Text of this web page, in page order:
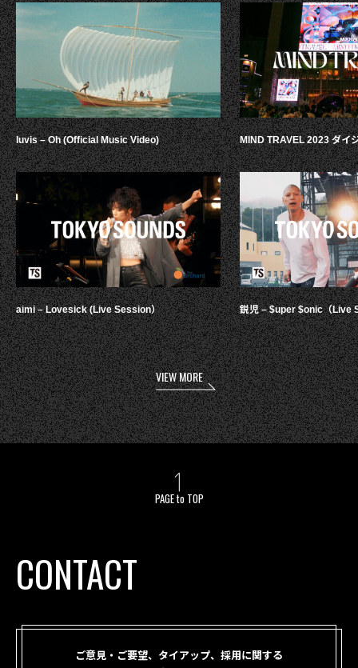
luvis – Oh (Official Music Video)
aimi – Lovesick (Live Session）
MIND TRAVEL 2023 ダイ
鋭児 – $uper $onic（Live
VIEW MORE
PAGE to TOP
CONTACT
ご意見・ご要望、タイアップ、採用に関する